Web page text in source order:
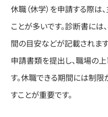
休職（休学）を申請する際
ことが多いです。診断書には
間の目安などが記載されます
申請書類を提出し、職場の
す。休職できる期間には制
すことが重要です。